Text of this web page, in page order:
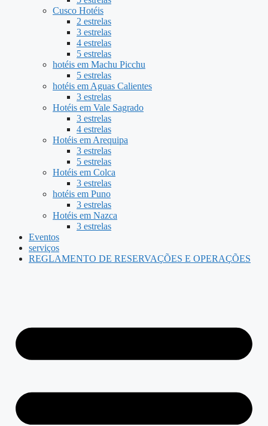
Cusco Hotéis
2 estrelas
3 estrelas
4 estrelas
5 estrelas
hotéis em Machu Picchu
5 estrelas
hotéis em Aguas Calientes
3 estrelas
Hotéis em Vale Sagrado
3 estrelas
4 estrelas
Hotéis em Arequipa
3 estrelas
5 estrelas
Hotéis em Colca
3 estrelas
hotéis em Puno
3 estrelas
Hotéis em Nazca
3 estrelas
Eventos
serviços
REGLAMENTO DE RESERVAÇÕES E OPERAÇÕES